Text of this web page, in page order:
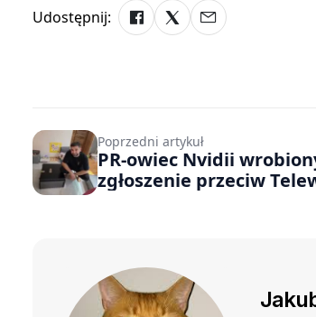
Udostępnij:
Poprzedni artykuł
PR-owiec Nvidii
zgłoszenie przeciw